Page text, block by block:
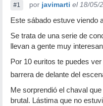
#1 por javimarti el 18/05/
Este sábado estuve viendo
Se trata de una serie de
llevan a gente muy
Por 10 euritos te puedes
barrera de delante del
Me sorprendió el chaval
brutal. Lástima que no